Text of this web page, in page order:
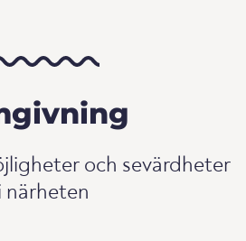
och sevärdheter
närheten